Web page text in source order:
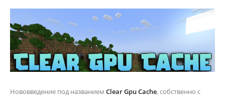
Нововведение под названием Clear Gpu Cache, собственно с